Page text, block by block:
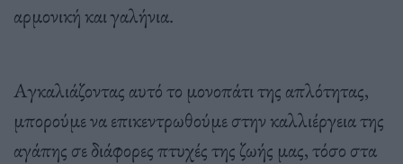
αρμονική και γαλήνια.
Αγκαλιάζοντας αυτό το μονοπάτι της απλότητας,
μπορούμε να επικεντρωθούμε στην καλλιέργεια της
αγάπης σε διάφορες πτυχές της ζωής μας, τόσο στα